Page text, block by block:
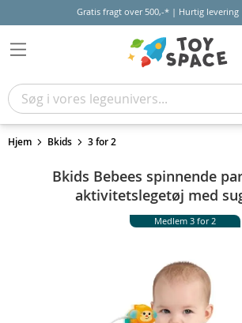
Gratis fragt over 500,-* | Hurtig
Hjem Bkids 3 for 2
Bkids Bebees spinnende
aktivitetslegetøj med
Medlem 3 for 2